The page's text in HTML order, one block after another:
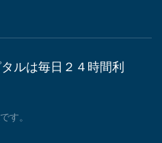
ルは毎日２４時間利
す。